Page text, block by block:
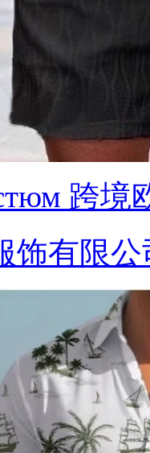
跨境
饰有限